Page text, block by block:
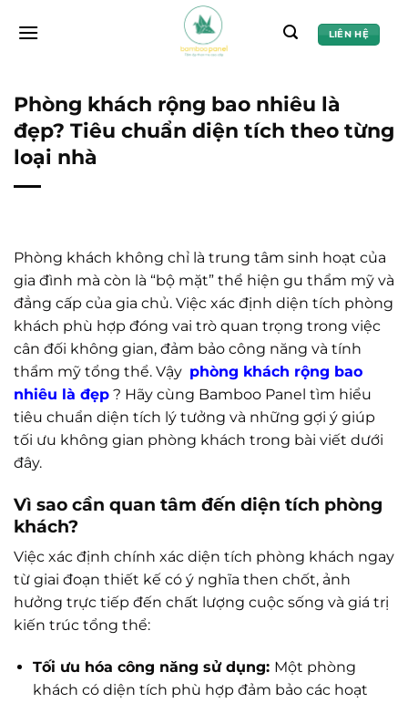
đến
LIÊN HỆ
Phòng khách rộng bao nhiêu là
đẹp? Tiêu chuẩn diện tích theo từng
loại nhà
Phòng khách không chỉ là trung tâm sinh hoạt của
gia đình mà còn là “bộ mặt” thể hiện gu thẩm mỹ và
đẳng cấp của gia chủ. Việc xác định diện tích phòng
khách phù hợp đóng vai trò quan trọng trong việc
cân đối không gian, đảm bảo công năng và tính
thẩm mỹ tổng thể. Vậy phòng khách rộng bao
nhiêu là đẹp ? Hãy cùng Bamboo Panel tìm hiểu
tiêu chuẩn diện tích lý tưởng và những gợi ý giúp
tối ưu không gian phòng khách trong bài viết dưới
đây.
Vì sao cần quan tâm đến diện tích phòng
khách?
Việc xác định chính xác diện tích phòng khách ngay
từ giai đoạn thiết kế có ý nghĩa then chốt, ảnh
hưởng trực tiếp đến chất lượng cuộc sống và giá trị
kiến trúc tổng thể:
Tối ưu hóa công năng sử dụng: Một phòng
khách có diện tích phù hợp đảm bảo các hoạt